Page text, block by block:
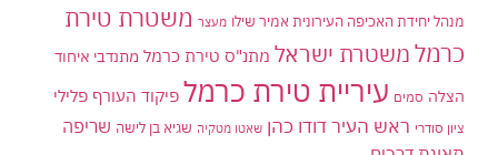
מנהל יחידת האכיפה העירונית אמיר שילו מעצר משטרת טירת
כרמלמשטרת ישראל מתנ"ס טירת כרמל מתנדבי איחוד
הצלה סמים עיריית טירת כרמל פיקוד העורף פלילי
ציון סודרי ראש העיר דודו כהן שאטו מטקיה שגיא בן לישה שריפה